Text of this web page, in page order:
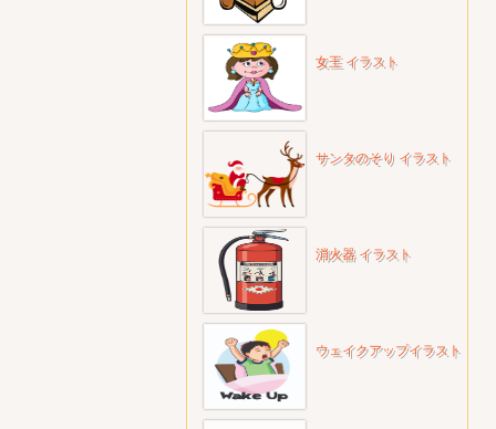
女王 イラスト
サンタのそり イラスト
消火器 イラスト
ウェイクアップイラスト